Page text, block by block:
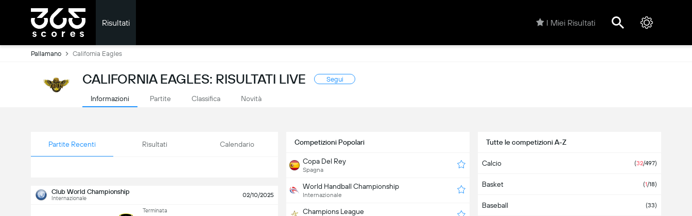
Risultati I Miei Risultati
Pallamano California Eagles
CALIFORNIA EAGLES: RISULTATI LIVE Segui
Informazioni Partite Classifica Novità
Partite Recenti Risultati Calendario
Club World Championship
Internazionale 02/10/2025
Terminata
Competizioni Popolari
Copa Del Rey
Spagna
World Handball Championship
Internazionale
Champions League
Tutte le competizioni A-Z
Calcio (32/497)
Basket (1/18)
Baseball (33)